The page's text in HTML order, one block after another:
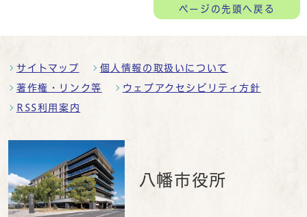
ページの先頭へ戻る
サイトマップ 個人情報の取扱いについて
著作権・リンク等 ウェブアクセシビリティ方針
RSS利用案内
八幡市役所